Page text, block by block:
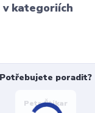
v kategoriích
Potřebujete poradit?
Petr Štikar